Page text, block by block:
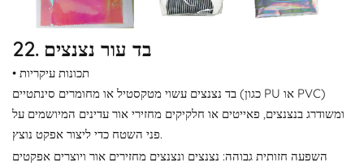
22. בד עור נצנצים
• תכונות עיקריות
בד נצנצים עשוי מטקסטיל או מחומרים סינתטיים (כגון PU או PVC)
ומשודרג בנצנצים, פאייטים או חלקיקים מחזירי אור עדינים המיושמים על
פני השטח כדי ליצור אפקט נוצץ.
השפעה חזותית גבוהה: נצנצים ונצנצים מחזירים אור ויוצרים אפקטים